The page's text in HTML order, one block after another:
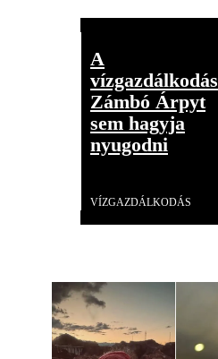
A
vízgazdálkodás
Zámbó Árpyt
sem hagyja
nyugodni
VÍZGAZDÁLKODÁS